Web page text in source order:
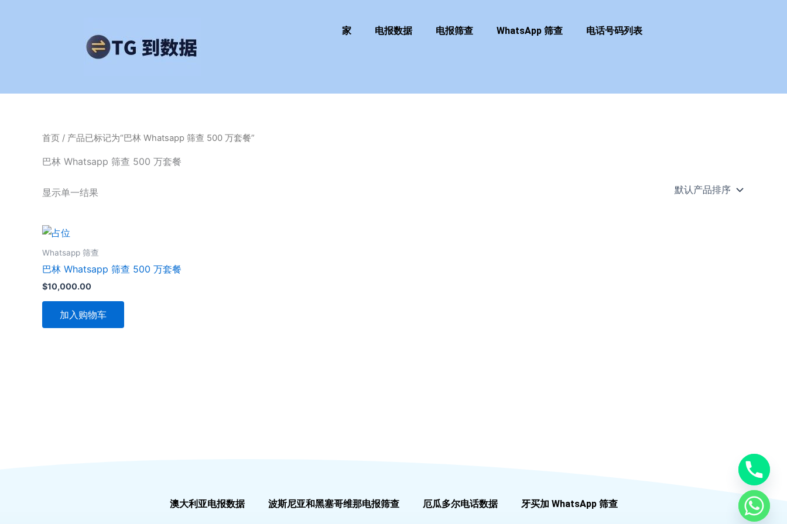
家 电报数据 电报筛查 WhatsApp 筛查 电话号码列表
首页 / 产品已标记为“巴林 Whatsapp 筛查 500 万套餐”
巴林 Whatsapp 筛查 500 万套餐
显示单一结果
Whatsapp 筛查
巴林 Whatsapp 筛查 500 万套餐
$10,000.00
加入购物车
澳大利亚电报数据 波斯尼亚和黑塞哥维那电报筛查 厄瓜多尔电话数据 牙买加 WhatsApp 筛查